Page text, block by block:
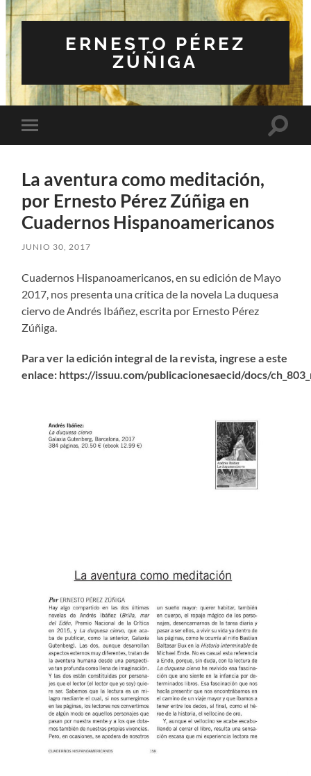
ERNESTO PÉREZ
ZÚÑIGA
Alternar
el
La aventura como meditación,
por Ernesto Pérez Zúñiga en
Cuadernos Hispanoamericanos
JUNIO 30, 2017
Cuadernos Hispanoamericanos, en su edición de Mayo
2017, nos presenta una crítica de la novela La duquesa
ciervo de Andrés Ibáñez, escrita por Ernesto Pérez
Zúñiga.
Para ver la edición integral de la revista, ingrese a este
enlace: https://issuu.com/publicacionesaecid/docs/